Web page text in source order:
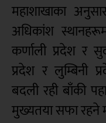
महाशाखाका
अधिकांश
कर्णाली प्रदेश र
प्रदेश र लुम्बिनी
बदली रही बाँकी
मुख्यतया सफा रहने